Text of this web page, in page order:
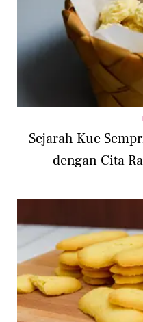
Sejarah Kue
dengan Cita